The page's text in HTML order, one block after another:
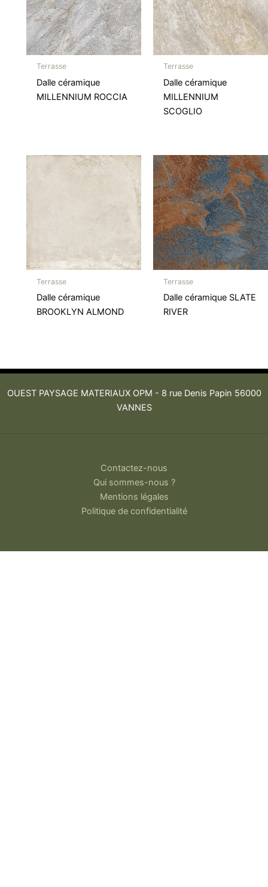
Terrasse
Dalle céramique
MILLENNIUM ROCCIA
Terrasse
Dalle céramique
MILLENNIUM
SCOGLIO
Terrasse
Dalle céramique
BROOKLYN ALMOND
Terrasse
Dalle céramique SLATE
RIVER
OUEST PAYSAGE MATERIAUX OPM - 8 rue Denis Papin 56000
VANNES
Contactez-nous
Qui sommes-nous ?
Mentions légales
Politique de confidentialité